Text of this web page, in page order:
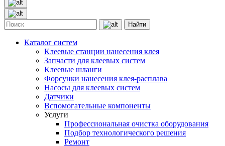
Найти
Каталог систем
Клеевые станции нанесения клея
Запчасти для клеевых систем
Клеевые шланги
Форсунки нанесения клея-расплава
Насосы для клеевых систем
Датчики
Вспомогательные компоненты
Услуги
Профессиональная очистка оборудования
Подбор технологического решения
Ремонт